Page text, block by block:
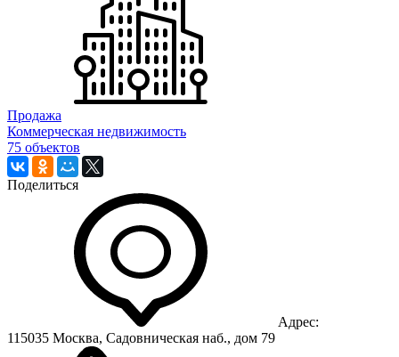
Продажа
Коммерческая недвижимость
75 объектов
Поделиться
Адрес:
115035 Москва, Садовническая наб., дом 79